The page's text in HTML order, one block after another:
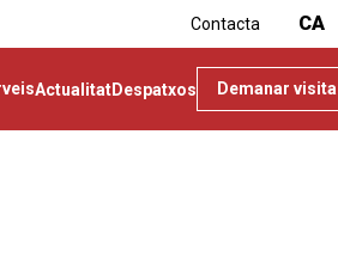
Contacta CA
ActualitatDespatxos Demanar visita